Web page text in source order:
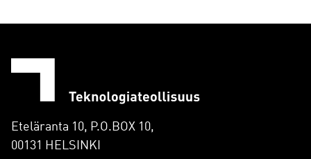
Eteläranta 10, P.O.BOX 10,
00131 HELSINKI